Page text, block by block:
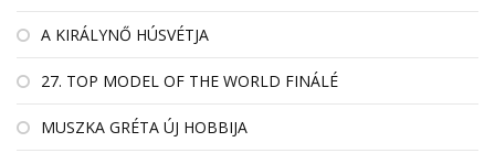
A KIRÁLYNŐ HÚSVÉTJA
27. TOP MODEL OF THE WORLD FINÁLÉ
MUSZKA GRÉTA ÚJ HOBBIJA